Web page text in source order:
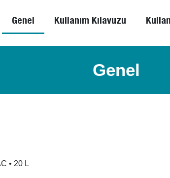
Genel Kullanım Kılavuzu
Genel
• 20 L